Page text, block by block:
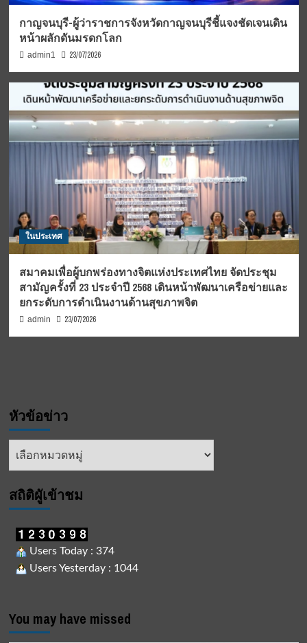
กาญจนบุรี-ผู้ว่าราชการจังหวัดกาญจนบุรีชี้แจงชัดเจนเดิน
หน้าผลักดันมรดกโลก
admin1 23/07/2026
ในประเทศ
สมาคมเพื่อผู้บกพร่องทางจิตแห่งประเทศไทย จัดประชุม
สามัญครั้งที่ 23 ประจำปี 2568 เดินหน้าพัฒนาเครือข่ายและ
ยกระดับการดำเนินงานด้านสุขภาพจิต
admin 23/07/2026
หัวข้อข่าว
หัวข้อ
สถิติผูัเข้าชม
Users Today : 374
Users Yesterday : 1044
You may have missed